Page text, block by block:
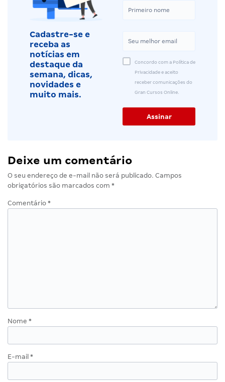
Cadastre-se e
receba as
notícias em
destaque da
semana, dicas,
novidades e
muito mais.
Concordo com a Política de
Privacidade e aceito
receber comunicações do
Gran Cursos Online.
Deixe um comentário
O seu endereço de e-mail não será publicado. Campos
obrigatórios são marcados com *
Comentário *
Nome *
E-mail *